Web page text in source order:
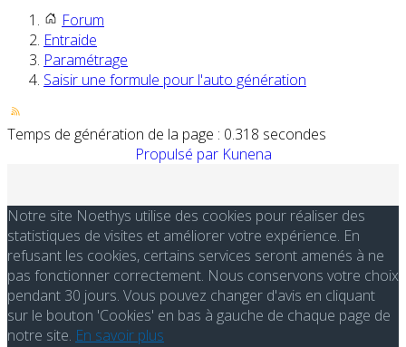
Forum
Entraide
Paramétrage
Saisir une formule pour l'auto génération
Temps de génération de la page : 0.318 secondes
Propulsé par Kunena
Notre site Noethys utilise des cookies pour réaliser des
statistiques de visites et améliorer votre expérience. En
refusant les cookies, certains services seront amenés à ne
pas fonctionner correctement. Nous conservons votre choix
pendant 30 jours. Vous pouvez changer d'avis en cliquant
sur le bouton 'Cookies' en bas à gauche de chaque page de
notre site. En savoir plus